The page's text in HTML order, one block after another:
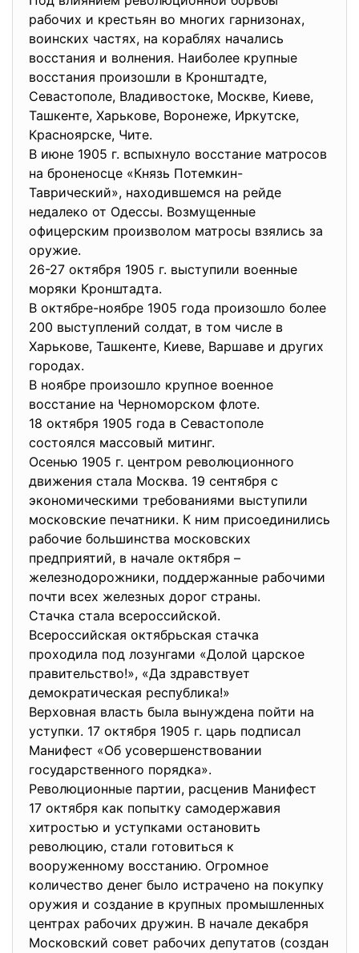
рабочих и крестьян во многих гарнизонах,
воинских частях, на кораблях начались
восстания и волнения. Наиболее крупные
восстания произошли в Кронштадте,
Севастополе, Владивостоке, Москве, Киеве,
Ташкенте, Харькове, Воронеже, Иркутске,
Красноярске, Чите.
В июне 1905 г. вспыхнуло восстание матросов
на броненосце «Князь Потемкин-
Таврический», находившемся на рейде
недалеко от Одессы. Возмущенные
офицерским произволом матросы взялись за
оружие.
26-27 октября 1905 г. выступили военные
моряки Кронштадта.
В октябре-ноябре 1905 года произошло более
200 выступлений солдат, в том числе в
Харькове, Ташкенте, Киеве, Варшаве и других
городах.
В ноябре произошло крупное военное
восстание на Черноморском флоте.
18 октября 1905 года в Севастополе
состоялся массовый митинг.
Осенью 1905 г. центром революционного
движения стала Москва. 19 сентября с
экономическими требованиями выступили
московские печатники. К ним присоединились
рабочие большинства московских
предприятий, в начале октября –
железнодорожники, поддержанные рабочими
почти всех железных дорог страны.
Стачка стала всероссийской.
Всероссийская октябрьская стачка
проходила под лозунгами «Долой царское
правительство!», «Да здравствует
демократическая республика!»
Верховная власть была вынуждена пойти на
уступки. 17 октября 1905 г. царь подписал
Манифест «Об усовершенствовании
государственного порядка».
Революционные партии, расценив Манифест
17 октября как попытку самодержавия
хитростью и уступками остановить
революцию, стали готовиться к
вооруженному восстанию. Огромное
количество денег было истрачено на покупку
оружия и создание в крупных промышленных
центрах рабочих дружин. В начале декабря
Московский совет рабочих депутатов (создан